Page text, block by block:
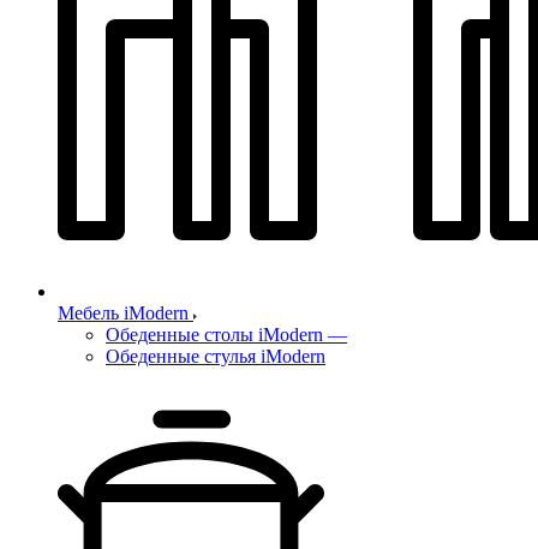
Мебель iModern
Обеденные столы iModern —
Обеденные стулья iModern